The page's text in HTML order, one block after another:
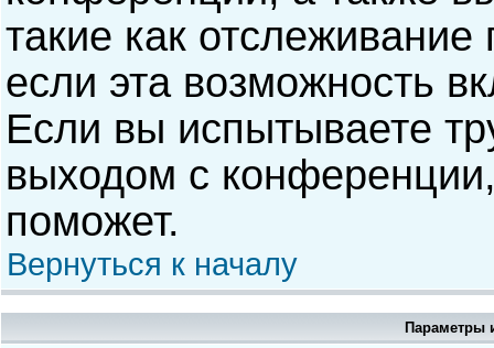
такие как
если эта возможность
Если вы испытываете
выходом с
поможет.
Вернуться к началу
Параметры